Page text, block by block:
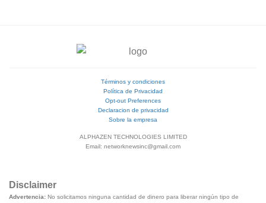
Términos y condiciones
Política de Privacidad
Opt-out Preferences
Declaracion de privacidad
Sobre la empresa
ALPHAZEN TECHNOLOGIES LIMITED
Email: networknewsinc@gmail.com
Disclaimer
Advertencia: No solicitamos ninguna cantidad de dinero para liberar ningún tipo de